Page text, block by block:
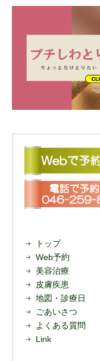
トップ
Web予約
美容治療
皮膚疾患
地図・診療日
ごあいさつ
よくある質問
Link